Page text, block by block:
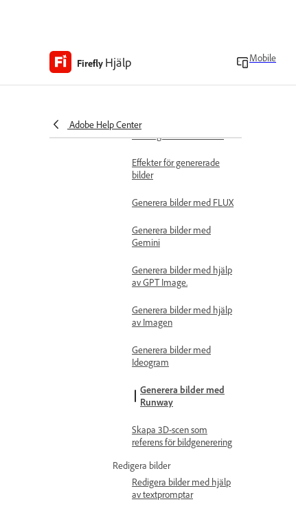
Firefly Hjälp Mobile
Adobe Help Center
Ändra genererade bilder
Effekter för genererade
bilder
Generera bilder med FLUX
Generera bilder med
Gemini
Generera bilder med hjälp
av GPT Image.
Generera bilder med hjälp
av Imagen
Generera bilder med
Ideogram
Generera bilder med
Runway
Skapa 3D-scen som
referens för bildgenerering
Redigera bilder
Redigera bilder med hjälp
av textpromptar